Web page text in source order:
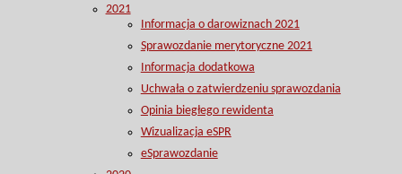
2021
Informacja o darowiznach 2021
Sprawozdanie merytoryczne 2021
Informacja dodatkowa
Uchwała o zatwierdzeniu sprawozdania
Opinia biegłego rewidenta
Wizualizacja eSPR
eSprawozdanie